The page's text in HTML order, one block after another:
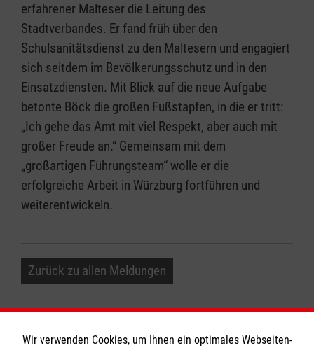
erfahrener Malteser die Leitung des
Stadtverbandes. Er fand früh über den
Schulsanitätsdienst zu den Maltesern und engagiert
sich seitdem im Bevölkerungsschutz und in den
Einsatzdiensten. Mit Blick auf die neue Aufgabe
betonte Böck die großen Fußstapfen, in die er tritt:
„Ich gehe das Amt mit viel Respekt, aber auch mit
großer Freude an.“ Gemeinsam mit dem
„großartigen Führungsteam“ wolle er die
erfolgreiche Arbeit in Würzburg fortführen und
weiterentwickeln.
Zurück zu allen Meldungen
Wir verwenden Cookies, um Ihnen ein optimales Webseiten-